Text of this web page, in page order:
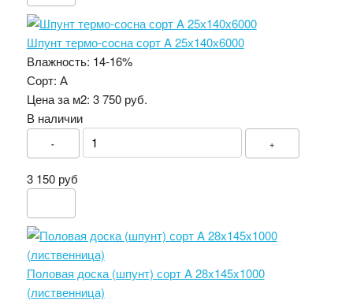
Шпунт термо-сосна сорт A 25х140х6000
Влажность: 14-16%
Сорт: А
Цена за м2: 3 750 руб.
В наличии
- +
3 150 руб
Половая доска (шпунт) сорт A 28x145x1000
(лиственница)